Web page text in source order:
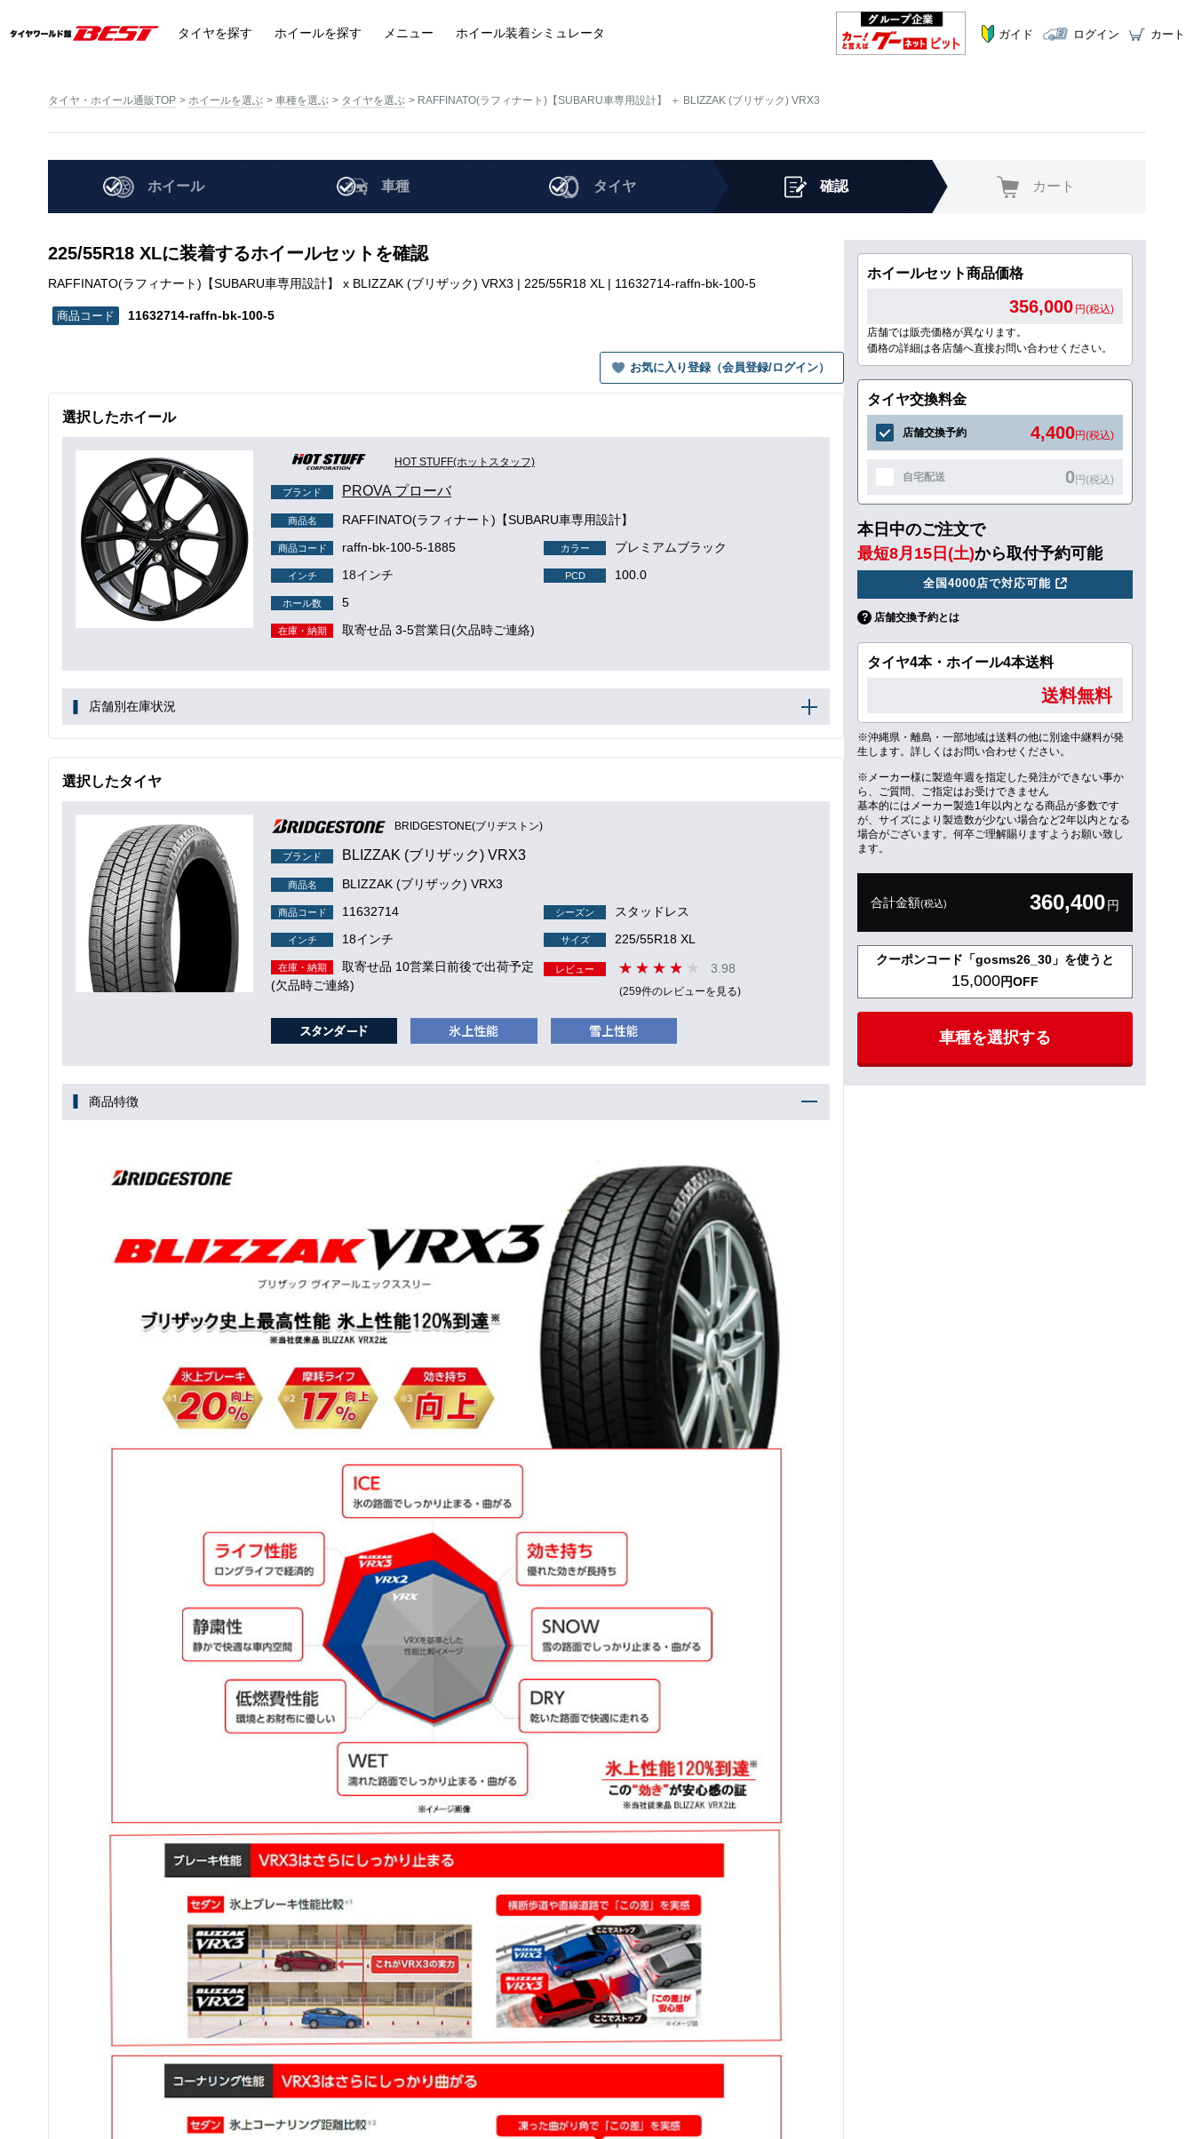
タイヤを探す ホイールを探す メニュー ホイール装着シミュレータ ガイド ログイン カート
タイヤ・ホイール通販TOP ホイールを選ぶ 車種を選ぶ タイヤを選ぶ RAFFINATO(ラフィナート)【SUBARU車専用設計】 ＋ BLIZZAK (ブリザック) VRX3
ホイール 車種 タイヤ 確認 カート
225/55R18 XLに装着するホイールセットを確認
RAFFINATO(ラフィナート)【SUBARU車専用設計】 x BLIZZAK (ブリザック) VRX3 | 225/55R18 XL | 11632714-raffn-bk-100-5
11632714-raffn-bk-100-5
お気に入り登録（会員登録/ログイン）
選択したホイール
HOT STUFF(ホットスタッフ)
ブランド PROVA プローバ
商品名 RAFFINATO(ラフィナート)【SUBARU車専用設計】
商品コード raffn-bk-100-5-1885 カラー プレミアムブラック
インチ 18インチ PCD 100.0
ホール数 5
在庫・納期 取寄せ品 3-5営業日(欠品時ご連絡)
店舗別在庫状況
選択したタイヤ
BRIDGESTONE(ブリヂストン)
ブランド BLIZZAK (ブリザック) VRX3
商品名 BLIZZAK (ブリザック) VRX3
商品コード 11632714 シーズン スタッドレス
インチ 18インチ サイズ 225/55R18 XL
在庫・納期
取寄せ品 10営業日前後で出荷予定
(欠品時ご連絡)
レビュー 3.98
(259件のレビューを見る)
商品特徴
ホイールセット商品価格
356,000 円(税込)
店舗では販売価格が異なります。
価格の詳細は各店舗へ直接お問い合わせください。
タイヤ交換料金
店舗交換予約 4,400円(税込)
自宅配送 0円(税込)
本日中のご注文で
最短8月15日(土)から取付予約可能
全国4000店で対応可能
店舗交換予約とは
タイヤ4本・ホイール4本送料
送料無料
※沖縄県・離島・一部地域は送料の他に別途中継料が発
生します。詳しくはお問い合わせください。
※メーカー様に製造年週を指定した発注ができない事か
ら、ご質問、ご指定はお受けできません
基本的にはメーカー製造1年以内となる商品が多数です
が、サイズにより製造数が少ない場合など2年以内となる
場合がございます。何卒ご理解賜りますようお願い致し
ます。
合計金額(税込) 360,400円
クーポンコード「gosms26_30」を使うと
15,000円OFF
車種を選択する